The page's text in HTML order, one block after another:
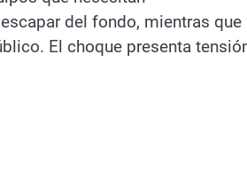
del fondo, mientras que
El choque presenta